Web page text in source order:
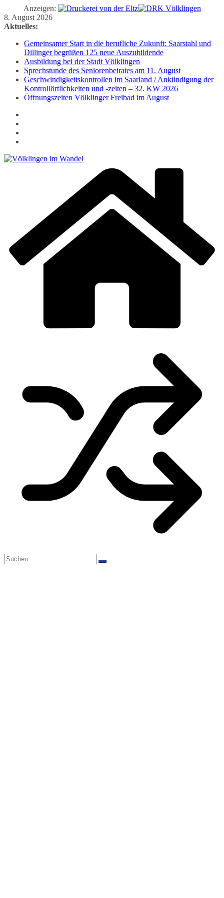
Anzeigen:
Zum
Inhalt
8. August 2026
Aktuelles:
Gemeinsamer Start in die berufliche Zukunft: Saarstahl und
Dillinger begrüßen 125 neue Auszubildende
Ausbildung bei der Stadt Völklingen
Sprechstunde des Seniorenbeirates am 11. August
Geschwindigkeitskontrollen im Saarland / Ankündigung der
Kontrollörtlichkeiten und -zeiten – 32. KW 2026
Öffnungszeiten Völklinger Freibad im August